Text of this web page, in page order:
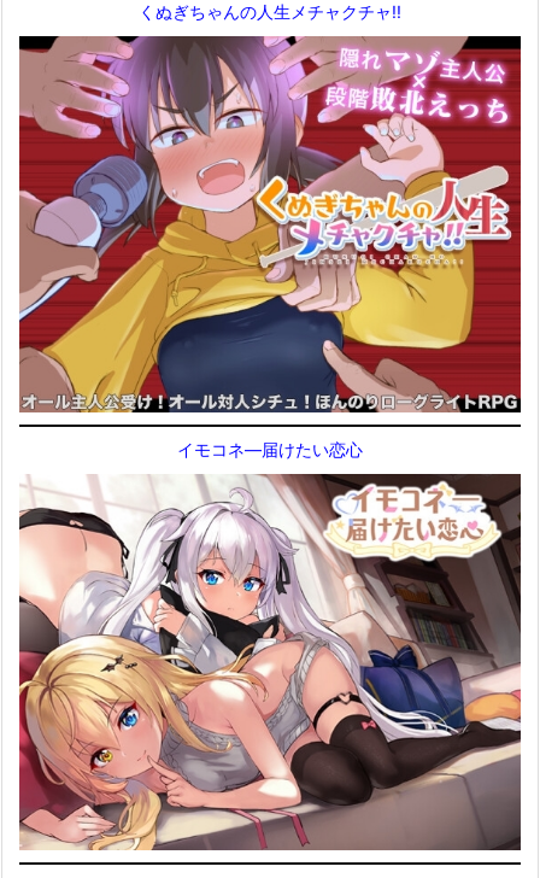
くぬぎちゃんの人生メチャクチャ!!
イモコネ—届けたい恋心